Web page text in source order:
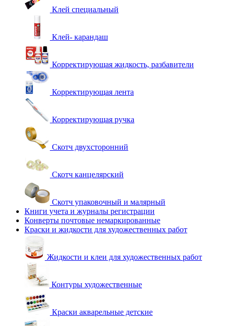
Клей специальный
Клей- карандаш
Корректирующая жидкость, разбавители
Корректирующая лента
Корректирующая ручка
Скотч двухсторонний
Скотч канцелярский
Скотч упаковочный и малярный
Книги учета и журналы регистрации
Конверты почтовые немаркированные
Краски и жидкости для художественных работ
Жидкости и клеи для художественных работ
Контуры художественные
Краски акварельные детские